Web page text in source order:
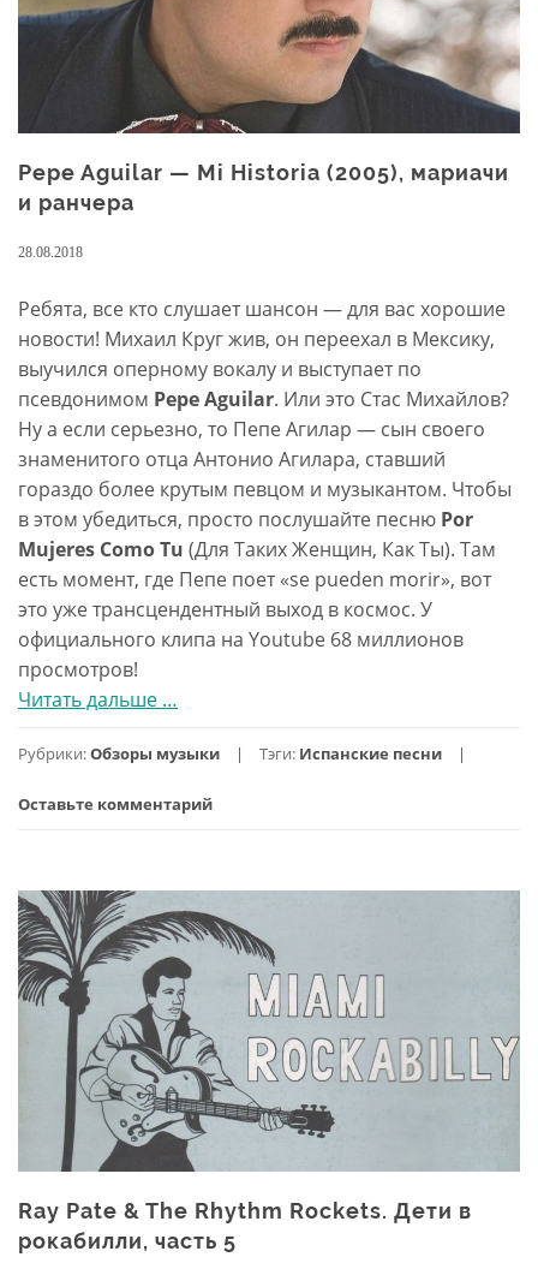
Pepe Aguilar — Mi Historia (2005), мариачи
и ранчера
28.08.2018
Ребята, все кто слушает шансон — для вас хорошие
новости! Михаил Круг жив, он переехал в Мексику,
выучился оперному вокалу и выступает по
псевдонимом Pepe Aguilar. Или это Стас Михайлов?
Ну а если серьезно, то Пепе Агилар — сын своего
знаменитого отца Антонио Агилара, ставший
гораздо более крутым певцом и музыкантом. Чтобы
в этом убедиться, просто послушайте песню Por
Mujeres Como Tu (Для Таких Женщин, Как Ты). Там
есть момент, где Пепе поет «se pueden morir», вот
это уже трансцендентный выход в космос. У
официального клипа на Youtube 68 миллионов
просмотров!
Читать дальше проPepe
—
Historia
и
ранчера
…
Рубрики:Обзоры музыки Тэги: Испанские песни
Оставьте комментарий
Ray Pate & The Rhythm Rockets. Дети в
рокабилли, часть 5